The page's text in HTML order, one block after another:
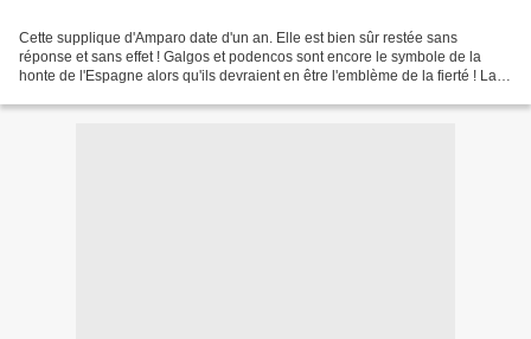
Cette supplique d'Amparo date d'un an. Elle est bien sûr restée sans
réponse et sans effet ! Galgos et podencos sont encore le symbole de la
honte de l'Espagne alors qu'ils devraient en être l'emblème de la fierté ! La